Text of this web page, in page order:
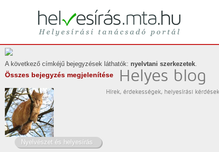
helyesírás
Helyesírási tanácsadó portál
Helyes blog
Hírek, érdekességek, helyesírási kérdések
A következő címkéjű bejegyzések láthatók: nyelvtani szerkezetek.
Összes bejegyzés megjelenítése
Nyelvészet és helyesírás